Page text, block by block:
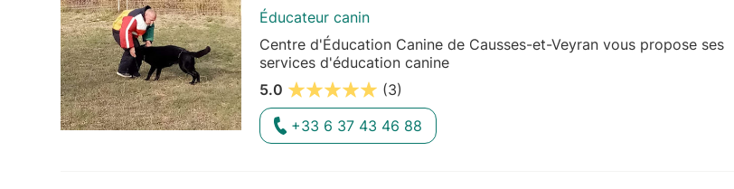
Éducateur canin
Centre d'Éducation Canine de Causses-et-Veyran vous propose ses
services d'éducation canine
5.0
(3)
+33 6 37 43 46 88